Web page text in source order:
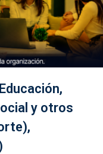
y otros